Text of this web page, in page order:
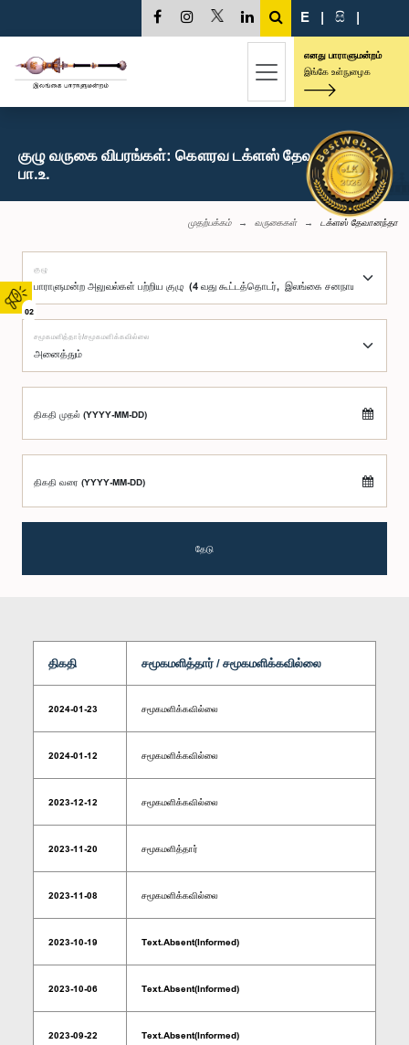
02
E | සි |
எனது பாராளுமன்றம்
இங்கே உள்நுழைக
குழு வருகை விபரங்கள்: கௌரவ டக்ளஸ் தேவானந்தா,
பா.உ.
முதற்பக்கம் வருகைகள் டக்ளஸ் தேவானந்தா
குழு
சமூகமளித்தார்/சமூகமளிக்கவில்லை
திகதி முதல் (YYYY-MM-DD)
திகதி வரை (YYYY-MM-DD)
தேடு
திகதி சமூகமளித்தார் / சமூகமளிக்கவில்லை
2024-01-23 சமூகமளிக்கவில்லை
2024-01-12 சமூகமளிக்கவில்லை
2023-12-12 சமூகமளிக்கவில்லை
2023-11-20 சமூகமளித்தார்
2023-11-08 சமூகமளிக்கவில்லை
2023-10-19 Text.Absent(Informed)
2023-10-06 Text.Absent(Informed)
2023-09-22 Text.Absent(Informed)